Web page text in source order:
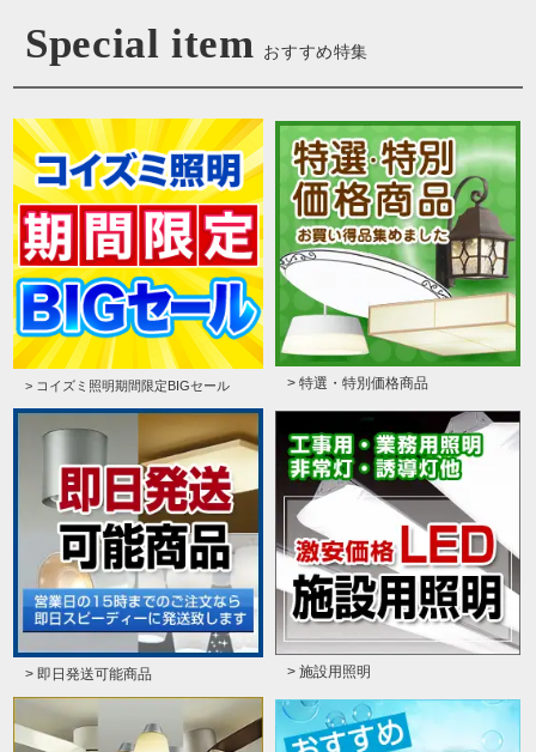
Special item おすすめ特集
> コイズミ照明期間限定BIGセール > 特選・特別価格商品
> 即日発送可能商品 > 施設用照明